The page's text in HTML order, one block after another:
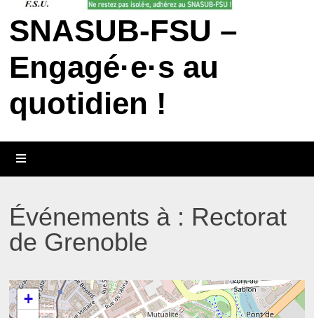
SNASUB-FSU –
Engagé·e·s au
quotidien !
Événements à : Rectorat
de Grenoble
+